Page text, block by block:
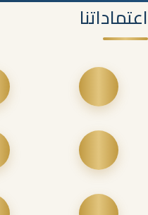
اعتماداتنا